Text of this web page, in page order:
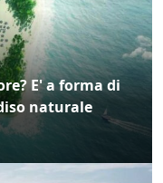
E' a forma di
naturale